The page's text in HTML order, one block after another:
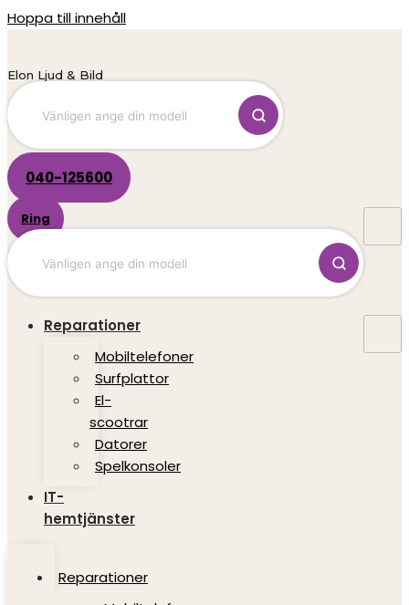
Hoppa till innehåll
Elon Ljud & Bild
040-125600
Ring
Reparationer
Mobiltelefoner
Surfplattor
El-
scootrar
Datorer
Spelkonsoler
IT-
hemtjänster
Reparationer